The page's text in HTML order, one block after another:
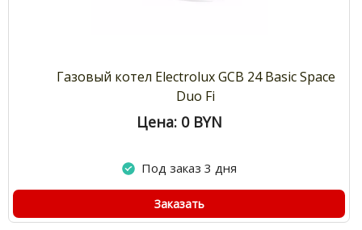
Газовый котел Electrolux GCB 24 Basic Space
Duo Fi
Цена: 0 BYN
Под заказ 3 дня
Заказать